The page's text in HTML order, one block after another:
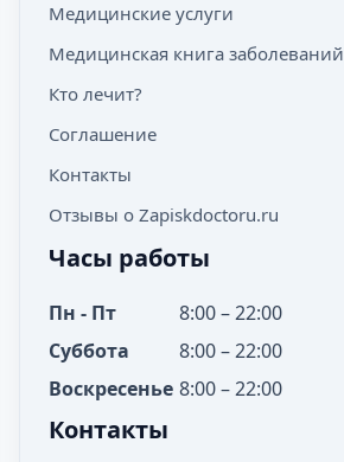
Медицинские услуги
Медицинская книга заболеваний
Кто лечит?
Соглашение
Контакты
Отзывы о Zapiskdoctoru.ru
Часы работы
Пн - Пт
8:00 – 22:00
Суббота
8:00 – 22:00
Воскресенье 8:00 – 22:00
Контакты